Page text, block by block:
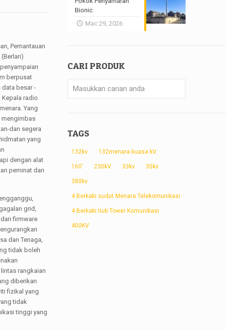
Pemantauan
berpusat
data besar -
radio
Yang
mengimbas
dan segera
yang
dengan alat
peminat dan
grid,
firmware
dan Tenaga,
tidak boleh
rangkaian
diberikan
fizikal yang
tidak
tinggi yang
Bionic
Mac 29, 2026
CARI PRODUK
TAGS
132kv 132menara kuasa kV
160' 230kV 33kv 35kv
380kv
4 Berkaki sudut Menara Telekomunikasi
4 Berkaki tiub Tower Komunikasi
400KV